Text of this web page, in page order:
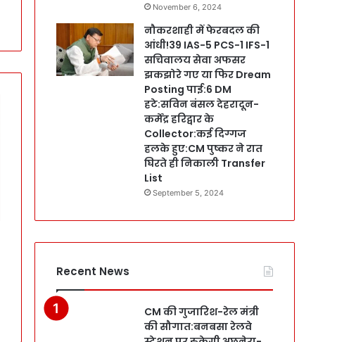
November 6, 2024
नौकरशाही में फेरबदल की
आंधी!39 IAS-5 PCS-1 IFS-1
सचिवालय सेवा अफसर
झकझोरे गए या फिर Dream
Posting पाई:6 DM
हटे:सविन बंसल देहरादून-
कर्मेंद्र हरिद्वार के
Collector:कई दिग्गज
हलके हुए:CM पुष्कर ने रात
घिरते ही निकाली Transfer
List
September 5, 2024
Recent News
CM की गुजारिश-रेल मंत्री
की सौगात:बनबसा रेलवे